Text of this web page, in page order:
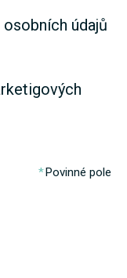
údajů
Povinné pole